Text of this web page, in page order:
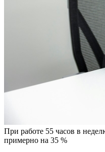
При работе 55 часов в
примерно на 35 %